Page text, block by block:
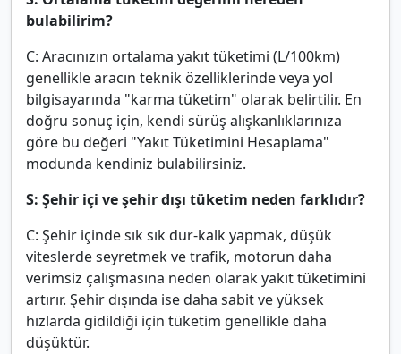
bulabilirim?
C: Aracınızın ortalama yakıt tüketimi (L/100km)
genellikle aracın teknik özelliklerinde veya yol
bilgisayarında "karma tüketim" olarak belirtilir. En
doğru sonuç için, kendi sürüş alışkanlıklarınıza
göre bu değeri "Yakıt Tüketimini Hesaplama"
modunda kendiniz bulabilirsiniz.
S: Şehir içi ve şehir dışı tüketim neden farklıdır?
C: Şehir içinde sık sık dur-kalk yapmak, düşük
viteslerde seyretmek ve trafik, motorun daha
verimsiz çalışmasına neden olarak yakıt tüketimini
artırır. Şehir dışında ise daha sabit ve yüksek
hızlarda gidildiği için tüketim genellikle daha
düşüktür.